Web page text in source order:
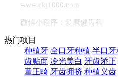
www.ckj1000.com
微信小程序：爱康健齿科
热门项目
种植牙 全口牙种植 半口牙
齿贴面 冷光美白 牙齿矫正
童正畸 牙齿拥挤 种植义齿